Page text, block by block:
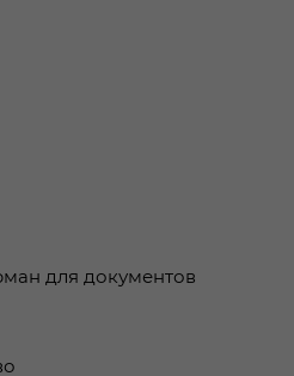
для документов